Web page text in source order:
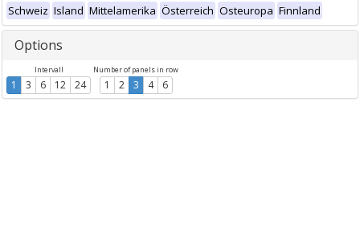
Schweiz Island Mittelamerika Österreich Osteuropa Finnland
Options
Intervall
1 3 6 12 24
Number of panels in row
1 2 3 4 6